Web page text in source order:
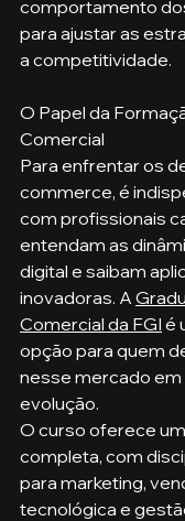
comportamento
para ajustar as
a competitividade.
O Papel da
Comercial
Para enfrentar os
commerce, é
com profissionais
entendam as
digital e saibam
inovadoras. A
Comercial da FGI é
opção para quem
nesse mercado
evolução.
O curso oferece
completa, com
para marketing,
tecnológica e